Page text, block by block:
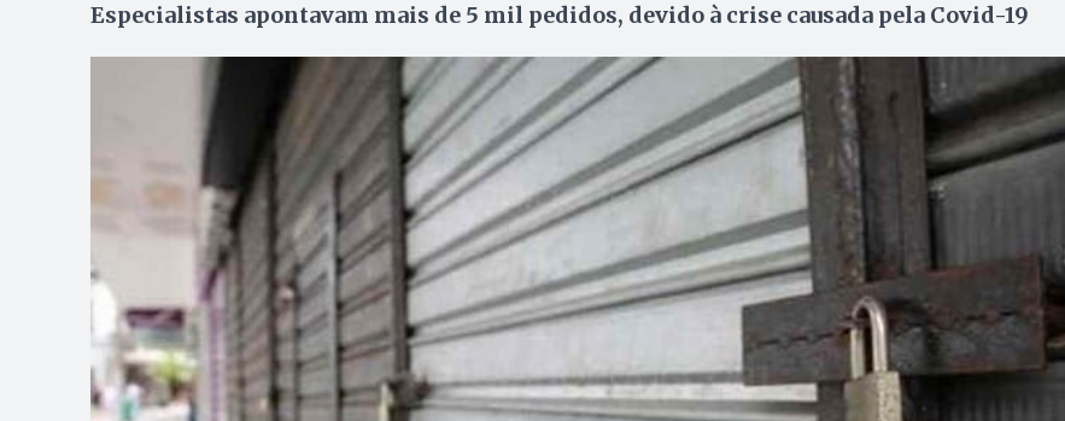
Especialistas apontavam mais de 5 mil pedidos, devido à crise causada pela Covid-19